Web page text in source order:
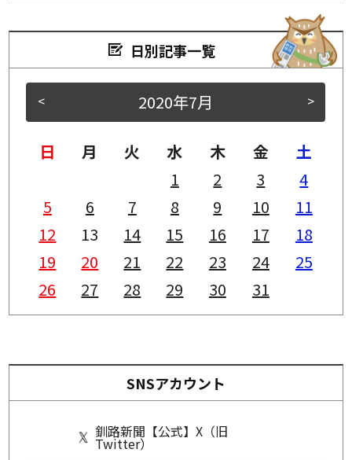
日別記事一覧
< >
2020年7月
日 月 火 水 木 金
土
1
2 3
4
5
6 7 8 9 10
11
12
13 14 15 16 17
18
19
20 21 22 23 24
25
26
27 28 29 30 31
SNSアカウント
釧路新聞【公式】X（旧
Twitter）